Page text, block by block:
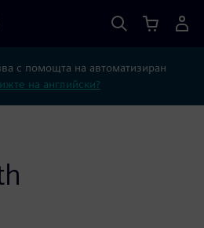
с помощта на автоматизиран
на английски?